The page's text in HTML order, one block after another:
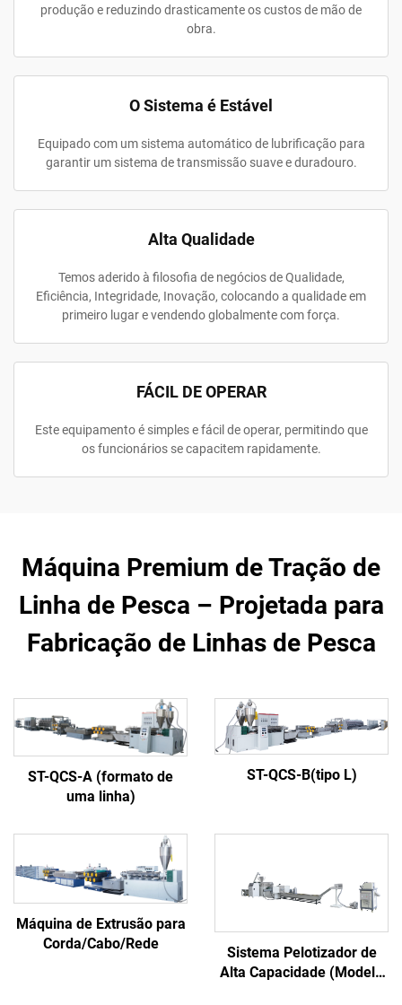
produção e reduzindo drasticamente os custos de mão de
obra.
O Sistema é Estável
Equipado com um sistema automático de lubrificação para
garantir um sistema de transmissão suave e duradouro.
Alta Qualidade
Temos aderido à filosofia de negócios de Qualidade,
Eficiência, Integridade, Inovação, colocando a qualidade em
primeiro lugar e vendendo globalmente com força.
FÁCIL DE OPERAR
Este equipamento é simples e fácil de operar, permitindo que
os funcionários se capacitem rapidamente.
Máquina Premium de Tração de
Linha de Pesca – Projetada para
Fabricação de Linhas de Pesca
ST-QCS-A (formato de
uma linha)
ST-QCS-B(tipo L)
Máquina de Extrusão para
Corda/Cabo/Rede
Sistema Pelotizador de
Alta Capacidade (Modelo